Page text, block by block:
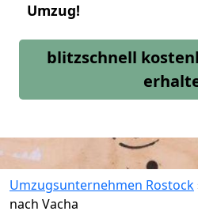
Umzug!
blitzschnell
Umzugsunternehmen Rostock
nach Vacha